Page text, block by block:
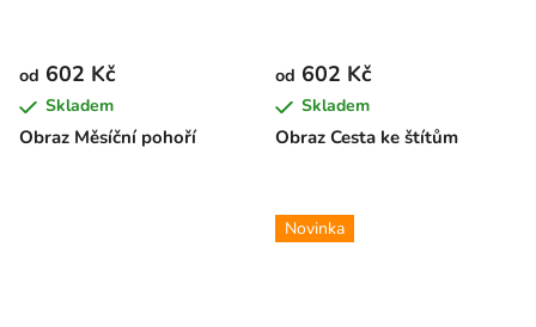
Obraz Měsíční pohoří
od 602 Kč
Skladem
Obraz Cesta ke štítům
od 602 Kč
Skladem
Novinka